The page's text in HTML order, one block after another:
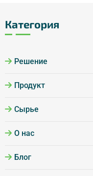
Категория
Решение
Продукт
Сырье
О нас
Блог